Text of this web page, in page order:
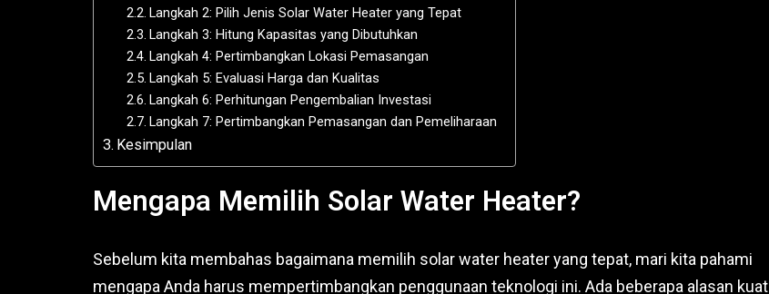
Langkah 2: Pilih Jenis Solar Water Heater yang Tepat
Langkah 3: Hitung Kapasitas yang Dibutuhkan
Langkah 4: Pertimbangkan Lokasi Pemasangan
Langkah 5: Evaluasi Harga dan Kualitas
Langkah 6: Perhitungan Pengembalian Investasi
Langkah 7: Pertimbangkan Pemasangan dan Pemeliharaan
Kesimpulan
Mengapa Memilih Solar Water Heater?
Sebelum kita membahas bagaimana memilih solar water heater yang tepat, mari kita pahami
mengapa Anda harus mempertimbangkan penggunaan teknologi ini. Ada beberapa alasan kuat